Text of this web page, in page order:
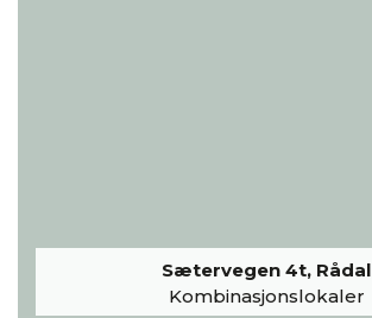
Sætervegen 4t, Rådal
Kombinasjonslokaler